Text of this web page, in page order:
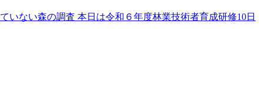
いない森の調査 本日は令和６年度林業技術者育成研修10日